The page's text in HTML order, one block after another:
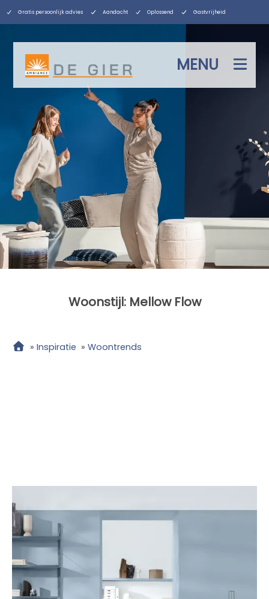
Gratis persoonlijk advies Aandacht Oplossend Gastvrijheid
MENU
Woonstijl: Mellow Flow
» Inspiratie » Woontrends